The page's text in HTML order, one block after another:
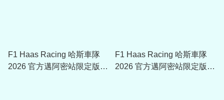
F1 Haas Racing 哈斯車隊
2026 官方邁阿密站限定版
F1 Haas Racing 哈斯車隊
2026 官方邁阿密站限定版